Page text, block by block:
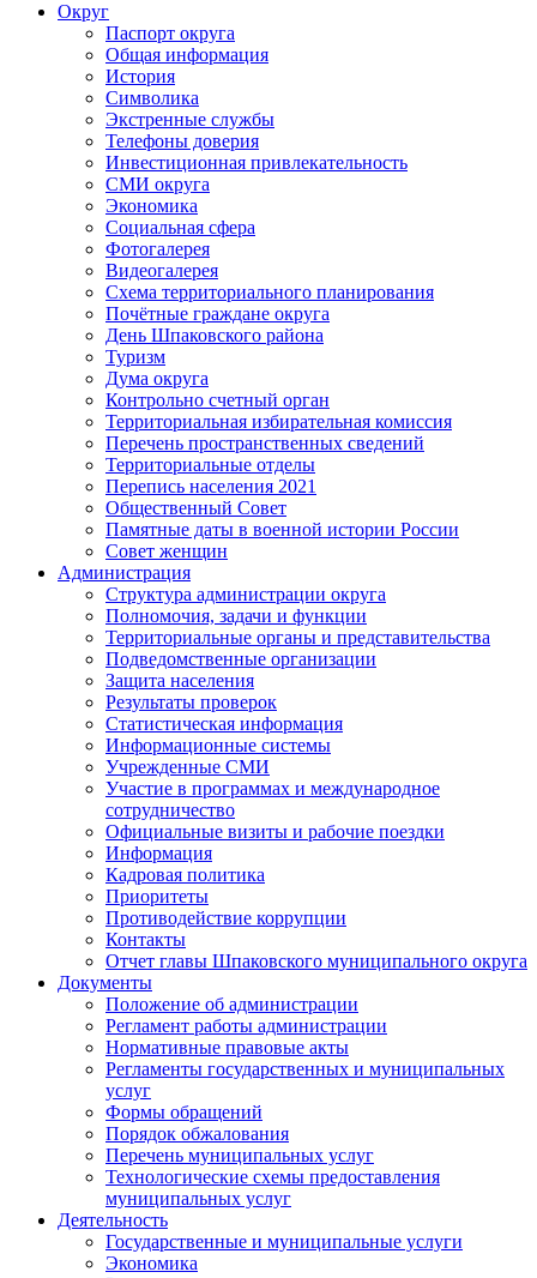
Округ
Паспорт округа
Общая информация
История
Символика
Экстренные службы
Телефоны доверия
Инвестиционная привлекательность
СМИ округа
Экономика
Социальная сфера
Фотогалерея
Видеогалерея
Схема территориального планирования
Почётные граждане округа
День Шпаковского района
Туризм
Дума округа
Контрольно счетный орган
Территориальная избирательная комиссия
Перечень пространственных сведений
Территориальные отделы
Перепись населения 2021
Общественный Совет
Памятные даты в военной истории России
Совет женщин
Администрация
Структура администрации округа
Полномочия, задачи и функции
Территориальные органы и представительства
Подведомственные организации
Защита населения
Результаты проверок
Статистическая информация
Информационные системы
Учрежденные СМИ
Участие в программах и международное
сотрудничество
Официальные визиты и рабочие поездки
Информация
Кадровая политика
Приоритеты
Противодействие коррупции
Контакты
Отчет главы Шпаковского муниципального округа
Документы
Положение об администрации
Регламент работы администрации
Нормативные правовые акты
Регламенты государственных и муниципальных
услуг
Формы обращений
Порядок обжалования
Перечень муниципальных услуг
Технологические схемы предоставления
муниципальных услуг
Деятельность
Государственные и муниципальные услуги
Экономика